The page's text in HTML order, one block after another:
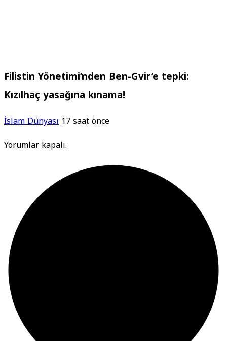
Filistin Yönetimi’nden Ben-Gvir’e tepki:
Kızılhaç yasağına kınama!
İslam Dünyası 17 saat önce
Yorumlar kapalı.